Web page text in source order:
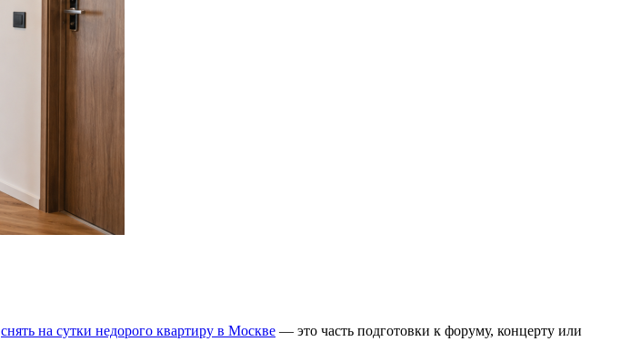
снять на сутки недорого квартиру в Москве — это часть подготовки к форуму, концерту или